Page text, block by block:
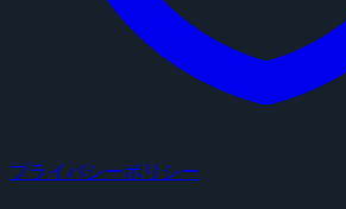
プライバシーポリシー